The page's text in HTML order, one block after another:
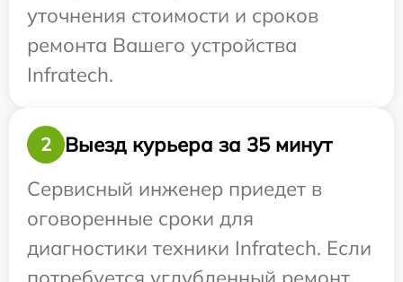
уточнения стоимости и сроков
ремонта Вашего устройства
Infratech.
2
Выезд курьера за 35 минут
Сервисный инженер приедет в
оговоренные сроки для
диагностики техники Infratech. Если